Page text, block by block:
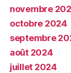
novembre
octobre 2024
septembre
août 2024
juillet 2024